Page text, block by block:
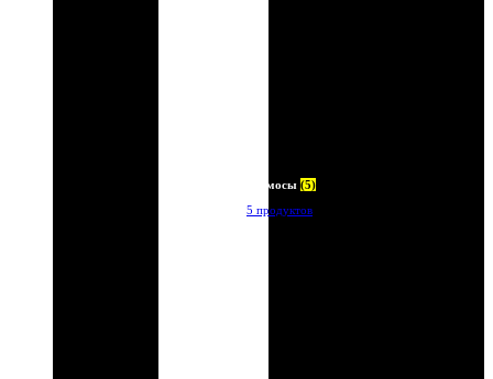
Термосы (5)
5 продуктов